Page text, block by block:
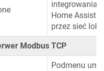
integrowania
Home
przez sieć
Modbus TCP
Podmenu